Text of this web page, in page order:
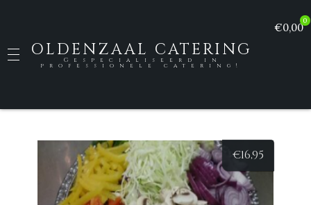
OLDENZAAL CATERING
Gespecialiseerd in
professionele catering!
0
€0,00
€16,95